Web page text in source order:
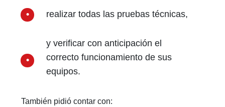
realizar todas las pruebas técnicas,
y verificar con anticipación el
correcto funcionamiento de sus
equipos.
También pidió contar con: